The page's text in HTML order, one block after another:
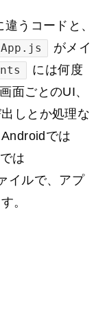
うコードと、
App.js
がメイ
には何度
面ごとのUI、
しとか処理な
では
は
イルで、アプ
。